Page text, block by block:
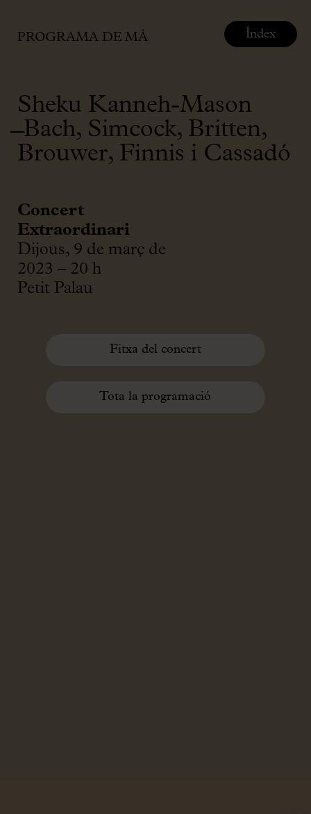
PROGRAMA DE MÀ
Sheku Kanneh-Mason
̶ Bach, Simcock, Britten,
Brouwer, Finnis i Cassadó
Concert
Extraordinari
Dijous, 9 de març de
2023 – 20 h
Petit Palau
Fitxa del concert
Tota la programació
Índex